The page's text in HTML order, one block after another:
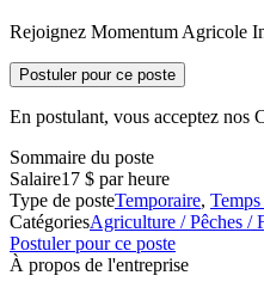
Rejoignez Momentum Agricole
Postuler pour ce poste
En postulant, vous acceptez nos
Sommaire du poste
Salaire17 $ par heure
Type de posteTemporaire,
CatégoriesAgriculture / Pêches /
Postuler pour ce poste
À propos de l'entreprise